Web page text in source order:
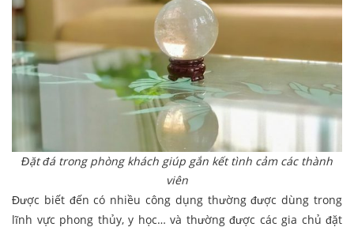
Đặt đá trong phòng khách giúp gắn kết tình cảm các thành
viên
Được biết đến có nhiều công dụng thường được dùng trong
lĩnh vực phong thủy, y học… và thường được các gia chủ đặt